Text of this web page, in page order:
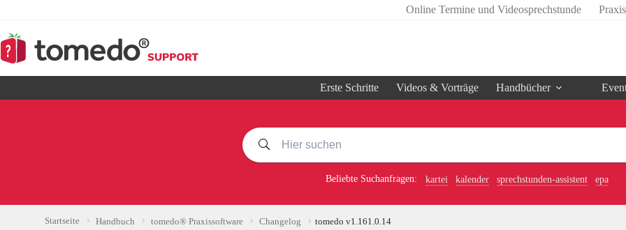
springen
Online Termine und Videosprechstunde
Erste Schritte Videos & Vorträge Handbücher
Beliebte Suchanfragen: kartei kalender sprechstunden-assistent epa
Startseite Handbuch tomedo® Praxissoftware Changelog tomedo v1.161.0.14